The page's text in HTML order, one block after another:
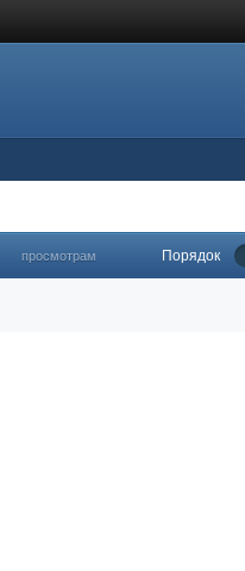
просмотрам Порядок